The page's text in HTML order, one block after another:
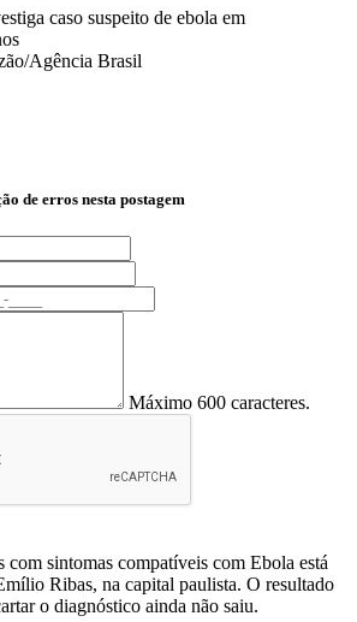
Agência Brasil
de erros nesta postagem
Máximo 600 caracteres.
com sintomas compatíveis com Ebola está
Ribas, na capital paulista. O resultado
o diagnóstico ainda não saiu.